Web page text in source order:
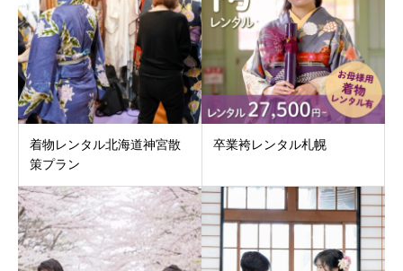
着物レンタル北海道神宮散
策プラン
卒業袴レンタル札幌